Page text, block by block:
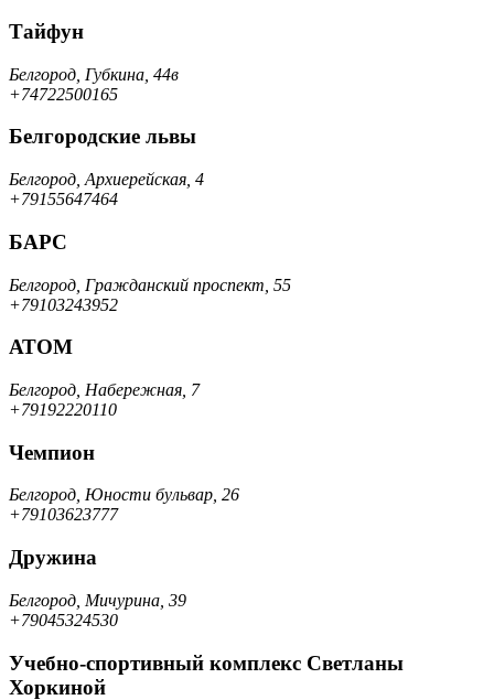
Тайфун
Белгород, Губкина, 44в
+74722500165
Белгородские львы
Белгород, Архиерейская, 4
+79155647464
БАРС
Белгород, Гражданский проспект, 55
+79103243952
АТОМ
Белгород, Набережная, 7
+79192220110
Чемпион
Белгород, Юности бульвар, 26
+79103623777
Дружина
Белгород, Мичурина, 39
+79045324530
Учебно-спортивный комплекс Светланы
Хоркиной